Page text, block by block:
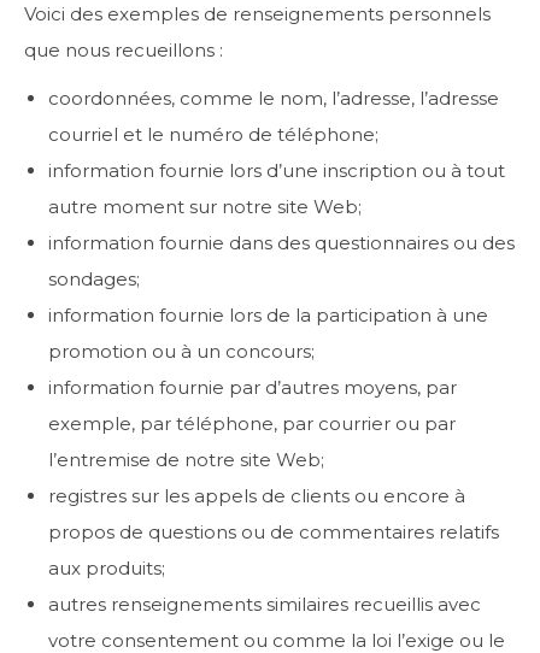
Voici des exemples de renseignements personnels
que nous recueillons :
coordonnées, comme le nom, l’adresse, l’adresse
courriel et le numéro de téléphone;
information fournie lors d’une inscription ou à tout
autre moment sur notre site Web;
information fournie dans des questionnaires ou des
sondages;
information fournie lors de la participation à une
promotion ou à un concours;
information fournie par d’autres moyens, par
exemple, par téléphone, par courrier ou par
l’entremise de notre site Web;
registres sur les appels de clients ou encore à
propos de questions ou de commentaires relatifs
aux produits;
autres renseignements similaires recueillis avec
votre consentement ou comme la loi l’exige ou le